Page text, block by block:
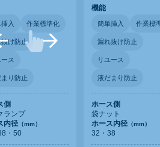
入 作業標準化
抜け防止
ース
り防止
側
ランプ
内径 （mm）
・50
機能
簡単挿入 作業標
漏れ抜け防止
リユース
液だまり防止
ホース側
袋ナット
ホース内径 （mm）
32・38